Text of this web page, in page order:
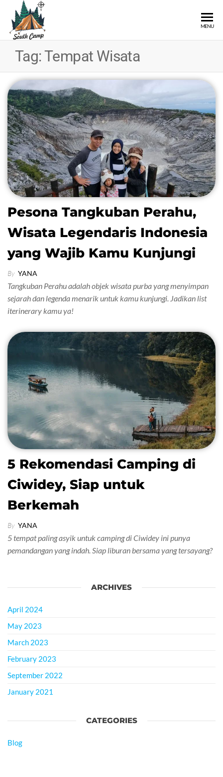
CAMP
Selatan
MENU
Tag:Tempat Wisata
Pesona Tangkuban Perahu,
Wisata Legendaris Indonesia
yang Wajib Kamu Kunjungi
By YANA
Tangkuban Perahu adalah objek wisata purba yang menyimpan
sejarah dan legenda menarik untuk kamu kunjungi. Jadikan list
iterinerary kamu ya!
5 Rekomendasi Camping di
Ciwidey, Siap untuk
Berkemah
By YANA
5 tempat paling asyik untuk camping di Ciwidey ini punya
pemandangan yang indah. Siap liburan bersama yang tersayang?
ARCHIVES
April 2024
May 2023
March 2023
February 2023
September 2022
January 2021
CATEGORIES
Blog